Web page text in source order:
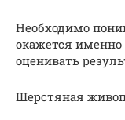
Необходимо
окажется
оценивать
Шерстяная